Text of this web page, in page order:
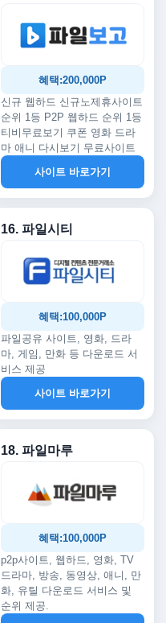
혜택:200,000P
신규 웹하드 신규노제휴사이트
순위 1등 P2P 웹하드 순위 1등
티비무료보기 쿠폰 영화 드라
마 애니 다시보기 무료사이트
사이트 바로가기
16. 파일시티
혜택:100,000P
파일공유 사이트, 영화, 드라
마, 게임, 만화 등 다운로드 서
비스 제공
사이트 바로가기
18. 파일마루
혜택:100,000P
p2p사이트, 웹하드, 영화, TV
드라마, 방송, 동영상, 애니, 만
화, 유틸 다운로드 서비스 및
순위 제공.